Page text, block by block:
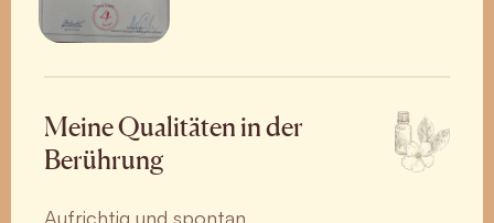
Meine Qualitäten in der
Berührung
Aufrichtig und spontan